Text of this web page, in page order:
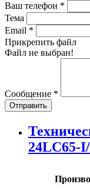
Ваш телефон *
Тема
Email *
Прикрепить файл
Файл не выбран!
Сообщение *
Отправить
24LC65-